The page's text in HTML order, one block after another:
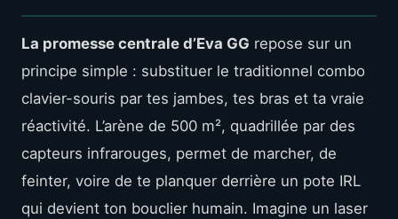
La promesse centrale d’Eva GG repose sur un
principe simple : substituer le traditionnel combo
clavier-souris par tes jambes, tes bras et ta vraie
réactivité. L’arène de 500 m², quadrillée par des
capteurs infrarouges, permet de marcher, de
feinter, voire de te planquer derrière un pote IRL
qui devient ton bouclier humain. Imagine un laser